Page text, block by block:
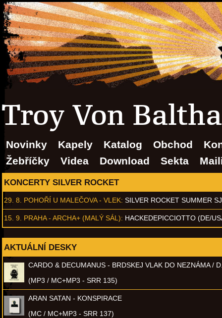
Troy Von
Novinky Kapely Katalog Obchod
Žebříčky
Videa Download Sekta
KONCERTY SILVER ROCKET
29. 8. POHOŘÍ U MALEČOVA - VLEK: SILVER ROCKET SUMMER
15. 9. PRAHA - ARCHA+ (MALÝ SÁL): HACKEDEPICCIOTTO (DE/
AKTUÁLNÍ DESKY
CARDO & DECUMANUS - BRDSKEJ VLAK DO NEZNÁMA /
(MP3 / MC+MP3 - SRR 135)
ARAN SATAN - KONSPIRACE
(MC / MC+MP3 - SRR 137)